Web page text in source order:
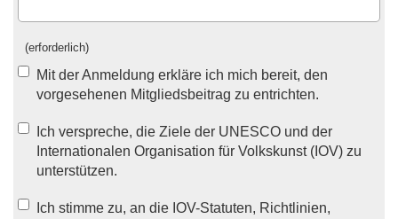
(erforderlich)
Mit der Anmeldung erkläre ich mich bereit, den
vorgesehenen Mitgliedsbeitrag zu entrichten.
Ich verspreche, die Ziele der UNESCO und der
Internationalen Organisation für Volkskunst (IOV) zu
unterstützen.
Ich stimme zu, an die IOV-Statuten, Richtlinien,